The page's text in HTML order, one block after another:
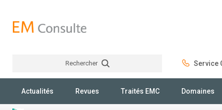
Rechercher Service
Actualités Revues Traités EMC Domaines